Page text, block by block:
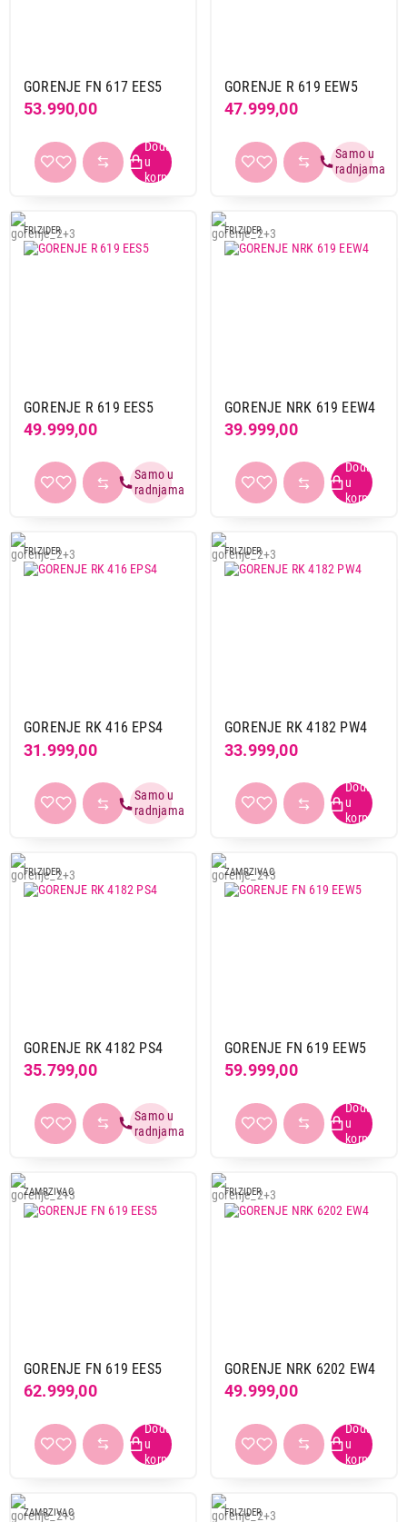
GORENJE FN 617 EES5
53.990,00
GORENJE R 619 EEW5
47.999,00
FRIZIDER
GORENJE R 619 EES5
49.999,00
FRIZIDER
GORENJE NRK 619 EEW4
39.999,00
FRIZIDER
GORENJE RK 416 EPS4
31.999,00
FRIZIDER
GORENJE RK 4182 PW4
33.999,00
FRIZIDER
GORENJE RK 4182 PS4
35.799,00
ZAMRZIVAC
GORENJE FN 619 EEW5
59.999,00
ZAMRZIVAC
GORENJE FN 619 EES5
62.999,00
FRIZIDER
GORENJE NRK 6202 EW4
49.999,00
ZAMRZIVAC FRIZIDER
Ukupno u korpi:
Nastavi kupovinu
Završi kupovinu